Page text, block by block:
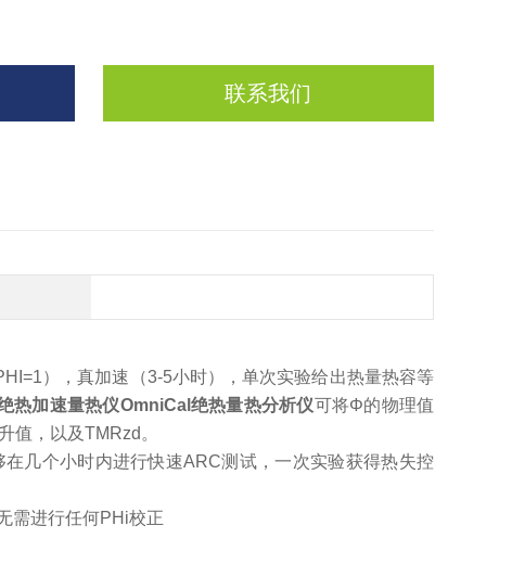
联系我们
），真加速（3-5小时），单次实验给出热量热容等
热加速量热仪OmniCal绝热量热分析仪可将Φ的物理值
值，以及TMRzd 。
在几个小时内进行快速ARC测试，一次实验获得热失控
需进行任何PHi校正